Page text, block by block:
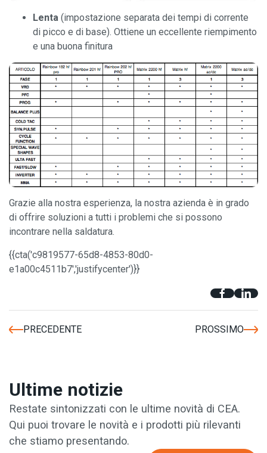
Lenta (impostazione separata dei tempi di corrente
di picco e di base). Ottiene un eccellente riempimento
e una buona finitura
Grazie alla nostra esperienza, la nostra azienda è in grado
di offrire soluzioni a tutti i problemi che si possono
incontrare nella saldatura.
{{cta('c9819577-65d8-4853-80d0-
e1a00c4511b7','justifycenter')}}
PRECEDENTE PROSSIMO
Ultime notizie
Restate sintonizzati con le ultime novità di CEA.
Qui puoi trovare le novità e i prodotti più rilevanti
che stiamo presentando.